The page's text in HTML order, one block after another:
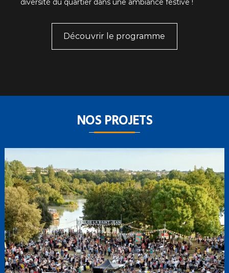
diversité du quartier dans une ambiance festive !
Découvrir le programme
NOS PROJETS